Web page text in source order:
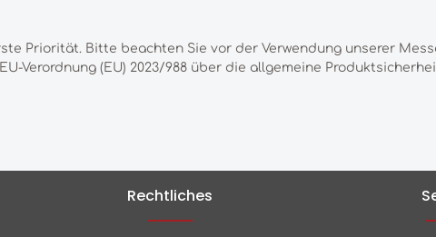
Priorität. Bitte beachten Sie vor der Verwendung unserer
Verordnung (EU) 2023/988 über die allgemeine Produktsicherheit
Rechtliches